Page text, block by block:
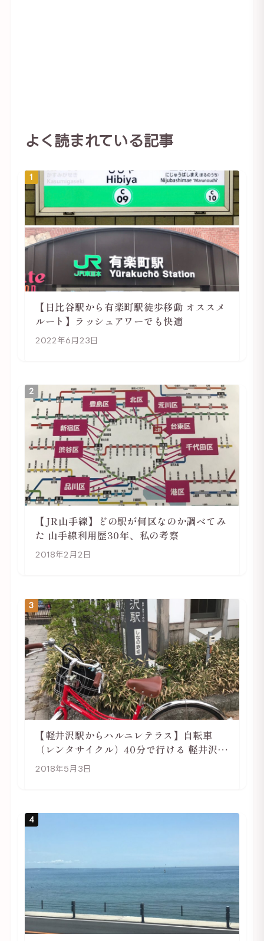
よく読まれている記事
1
【日比谷駅から有楽町駅徒歩移動 オススメ
ルート】ラッシュアワーでも快適
2022年6月23日
2
【JR山手線】どの駅が何区なのか調べてみ
た 山手線利用歴30年、私の考察
2018年2月2日
3
【軽井沢駅からハルニレテラス】自転車
（レンタサイクル）40分で行ける 軽井沢旅
行は自転車利用がおススメ
2018年5月3日
4